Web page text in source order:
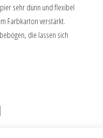
sehr dünn und flexibel
Farbkarton verstärkt.
die lassen sich